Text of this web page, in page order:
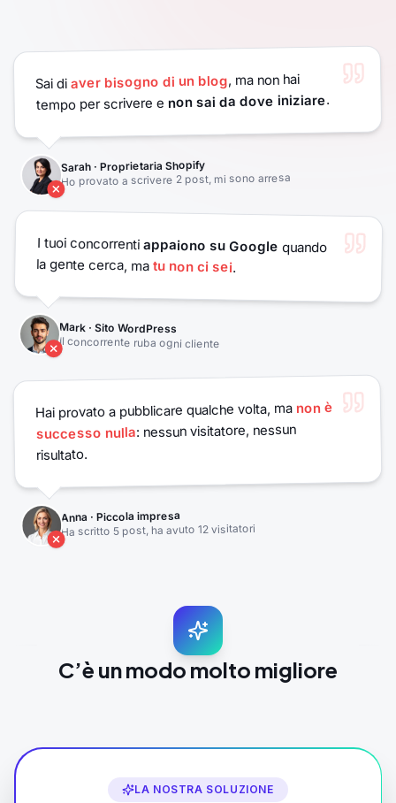
Sai diaver bisogno di un blog, ma non hai
tempo per scrivere e non sai da dove iniziare.
Sarah · Proprietaria Shopify
Ho provato a scrivere 2 post, mi sono arresa
I tuoi concorrentiappaiono su Google quando
la gente cerca, matu non ci sei.
Mark · Sito WordPress
Il concorrente ruba ogni cliente
Hai provato a pubblicare qualche volta, ma non è
successo nulla: nessun visitatore, nessun
risultato.
Anna · Piccola impresa
Ha scritto 5 post, ha avuto 12 visitatori
C’è un modo molto migliore
LA NOSTRA SOLUZIONE